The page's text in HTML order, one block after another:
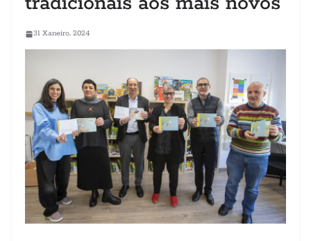
31 Xaneiro, 2024